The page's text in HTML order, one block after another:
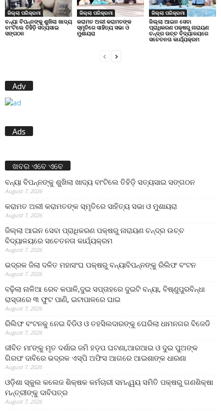
ଜିଲ୍ଲା ପରିକ୍ରମା
ବନ୍ୟା ବିପନ୍ନଙ୍କୁ ଶୁଖିଲା ଖାଦ୍ୟ
ବାଂଟିଲେ ତିହିଡି଼ ସତ୍ୟସାଇ
ସଙ୍ଗଠନ
ଜିଲ୍ଲା ପରିକ୍ରମା
କରାମତ ଅଲୀ କରାମତଙ୍କ
ସ୍ମୃତିରେ ସାହିତ୍ୟ ସଭା ଓ
ମୁଶାୟରା
ଜିଲ୍ଲା ପରିକ୍ରମା
ଜିଲ୍ଲା ଆଇନ ସେବା
ପ୍ରାଧିକରଣ ପକ୍ଷରୁ ନାରାୟଣ
ଚନ୍ଦ୍ର ଉଚ୍ଚ ବିଦ୍ୟାଳୟରେ
ସଚେତନତା କାର୍ଯ୍ୟକ୍ରମ
Adv
Ads
ଖବର ଏବେ ଏବେ
ବନ୍ୟା ବିପନ୍ନଙ୍କୁ ଶୁଖିଲା ଖାଦ୍ୟ ବାଂଟିଲେ ତିହିଡି଼ ସତ୍ୟସାଇ ସଙ୍ଗଠନ
August 7, 2026
କରାମତ ଅଲୀ କରାମତଙ୍କ ସ୍ମୃତିରେ ସାହିତ୍ୟ ସଭା ଓ ମୁଶାୟରା
August 7, 2026
ଜିଲ୍ଲା ଆଇନ ସେବା ପ୍ରାଧିକରଣ ପକ୍ଷରୁ ନାରାୟଣ ଚନ୍ଦ୍ର ଉଚ୍ଚ
ବିଦ୍ୟାଳୟରେ ସଚେତନତା କାର୍ଯ୍ୟକ୍ରମ
August 7, 2026
ଭଦ୍ରକ ଜିଲା ଦଳିତ ମହାସଂଘ ପକ୍ଷରୁ ବନ୍ୟାବିପନ୍ନଙ୍କୁ ରିଲିଫ ବଂଟନ
August 7, 2026
ବଢ଼ିଲା ନାଳିଆ ରେବ କପାଳି,ଦୁଇ ସପ୍ତାହରେ ଦୁଇଟି ବନ୍ୟା, ବିଷ୍ଣୁପୁରବିନ୍ଧା
ରାସ୍ତାରେ ୩ ଫୁଟ ପାଣି, ଇଟାପାଳରେ ଘାଇ
August 7, 2026
ରିଲିଫ ବଂଟନକୁ ନେଇ ବିଡିଓ ଓ ତହସିଲଦାରଙ୍କୁ ଘେରିଲା ଧାମନଗର ବିଜେଡି
August 7, 2026
ଜୀବିତ ମା’ଙ୍କୁ ମୃତ ଦର୍ଶାଇ ଜମି ହଡ଼ପ ଘଟଣା,ଆରଆଇ ଓ ଦୁଇ ପୁଅଙ୍କ
ଗିରଫ ଦାବିରେ ଭଦ୍ରକ ଏସ୍‌ପି ଅଫିସ ଆଗରେ ଆଇଶାଙ୍କ ଧାରଣା
August 7, 2026
ଓଡ଼ିଶା ସ୍କୁଲ କଲେଜ ଶିକ୍ଷକ କର୍ମଚାରୀ ସମନ୍ୱୟ ସମିତି ପକ୍ଷରୁ ଗଣଶିକ୍ଷା
ମନ୍ତ୍ରୀଙ୍କୁ ଦାବିପତ୍ର
August 7, 2026